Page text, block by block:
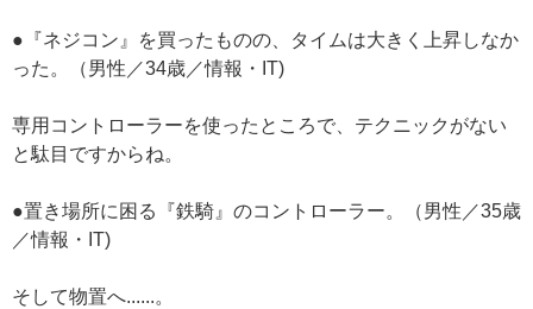
●『ネジコン』を買ったものの、タイムは大きく上昇しなか
った。（男性／34歳／情報・IT)
専用コントローラーを使ったところで、テクニックがない
と駄目ですからね。
●置き場所に困る『鉄騎』のコントローラー。（男性／35歳
／情報・IT)
そして物置へ......。